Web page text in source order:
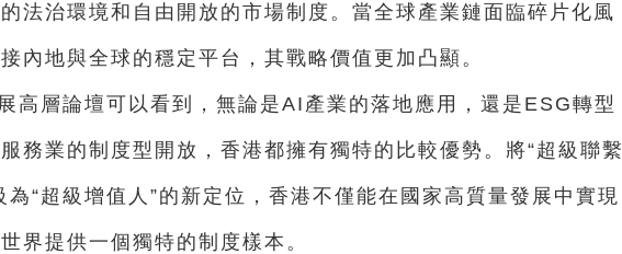
法治環境和自由開放的市場制度。當全球產業鏈面臨碎片化風
內地與全球的穩定平台，其戰略價值更加凸顯。
高層論壇可以看到，無論是AI產業的落地應用，還是ESG轉型
務業的制度型開放，香港都擁有獨特的比較優勢。將“超級聯繫
為“超級增值人”的新定位，香港不僅能在國家高質量發展中實現
界提供一個獨特的制度樣本。